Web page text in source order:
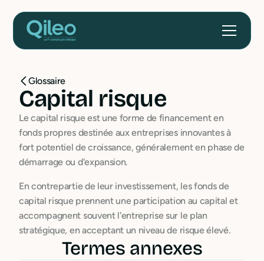
Glossaire
Capital risque
Le capital risque est une forme de financement en
fonds propres destinée aux entreprises innovantes à
fort potentiel de croissance, généralement en phase de
démarrage ou d'expansion.
En contrepartie de leur investissement, les fonds de
capital risque prennent une participation au capital et
accompagnent souvent l'entreprise sur le plan
stratégique, en acceptant un niveau de risque élevé.
Termes annexes